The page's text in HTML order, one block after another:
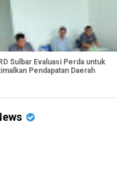
Sulbar Evaluasi Perda untuk
Pendapatan Daerah